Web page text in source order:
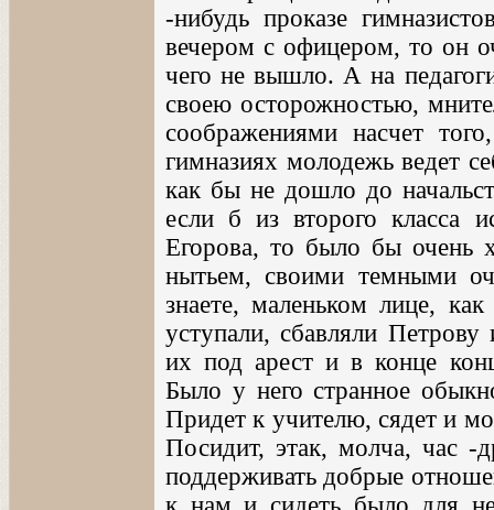
-нибудь проказе
вечером с офицером, то он
чего не вышло. А на
своею осторожностью,
соображениями насчет
гимназиях молодежь ведет
как бы не дошло до
если б из второго класса
Егорова, то было бы
нытьем, своими темными
знаете, маленьком лице,
уступали, сбавляли
их под арест и в конце
Было у него странное
Придет к учителю, сядет и
Посидит, этак, молча, час -
поддерживать добрые